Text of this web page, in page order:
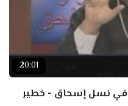
20:01
في نسل إسحاق - خطير